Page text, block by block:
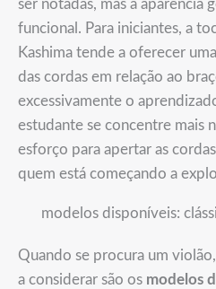
ser notadas, mas a aparência
funcional. Para iniciantes, a
Kashima tende a oferecer
das cordas em relação ao
excessivamente o
estudante se concentre mais
esforço para apertar as
quem está começando a
modelos disponíveis:
Quando se procura um
a considerar são os modelos